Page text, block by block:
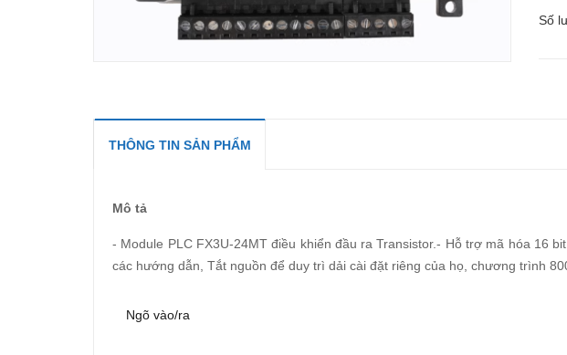
Số
THÔNG TIN SẢN PHẨM
Mô tả
- Module PLC FX3U-24MT điều khiển đầu ra Transistor.- Hỗ trợ mã hóa 16
các hướng dẫn, Tắt nguồn để duy trì dải cài đặt riêng của họ, chương trình
Ngõ vào/ra